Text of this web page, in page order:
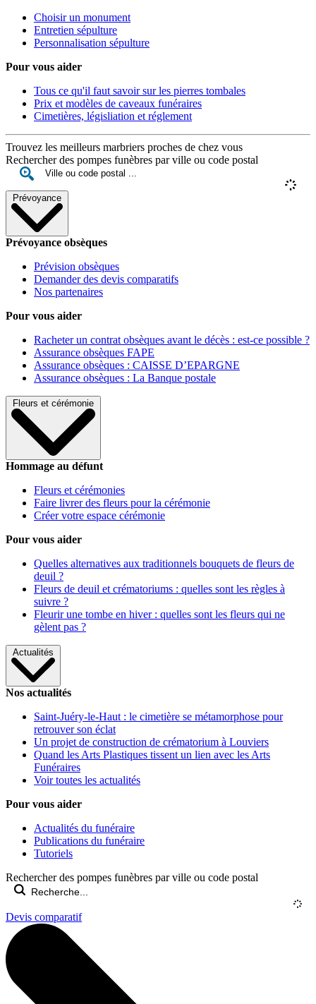
Choisir un monument
Entretien sépulture
Personnalisation sépulture
Pour vous aider
Tous ce qu'il faut savoir sur les pierres tombales
Prix et modèles de caveaux funéraires
Cimetières, législiation et réglement
Trouvez les meilleurs marbriers proches de chez vous
Rechercher des pompes funèbres par ville ou code postal
Prévoyance
Prévoyance obsèques
Prévision obsèques
Demander des devis comparatifs
Nos partenaires
Pour vous aider
Racheter un contrat obsèques avant le décès : est-ce possible ?
Assurance obsèques FAPE
Assurance obsèques : CAISSE D’EPARGNE
Assurance obsèques : La Banque postale
Fleurs et cérémonie
Hommage au défunt
Fleurs et cérémonies
Faire livrer des fleurs pour la cérémonie
Créer votre espace cérémonie
Pour vous aider
Quelles alternatives aux traditionnels bouquets de fleurs de
deuil ?
Fleurs de deuil et crématoriums : quelles sont les règles à
suivre ?
Fleurir une tombe en hiver : quelles sont les fleurs qui ne
gèlent pas ?
Actualités
Nos actualités
Saint-Juéry-le-Haut : le cimetière se métamorphose pour
retrouver son éclat
Un projet de construction de crématorium à Louviers
Quand les Arts Plastiques tissent un lien avec les Arts
Funéraires
Voir toutes les actualités
Pour vous aider
Actualités du funéraire
Publications du funéraire
Tutoriels
Rechercher des pompes funèbres par ville ou code postal
Devis comparatif